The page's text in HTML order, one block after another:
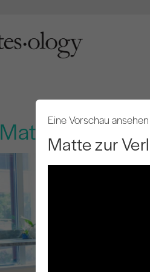
Matte zurEine Vorschau ansehen
Matte zur